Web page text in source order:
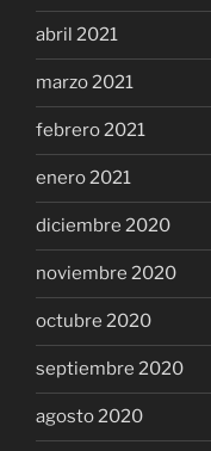
abril 2021
marzo 2021
febrero 2021
enero 2021
diciembre 2020
noviembre 2020
octubre 2020
septiembre 2020
agosto 2020